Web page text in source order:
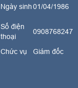
Ngày sinh01/04/1986
Số điện
thoại
0908768247
Chức vụ Giám đốc